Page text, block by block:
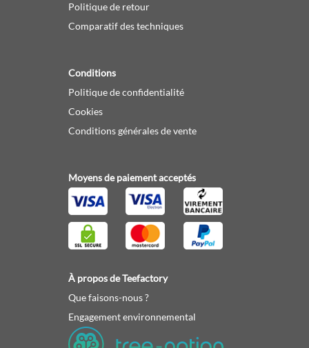
Politique de retour
Comparatif des techniques
Conditions
Politique de confidentialité
Cookies
Conditions générales de vente
Moyens de paiement acceptés
À propos de Teefactory
Que faisons-nous ?
Engagement environnemental